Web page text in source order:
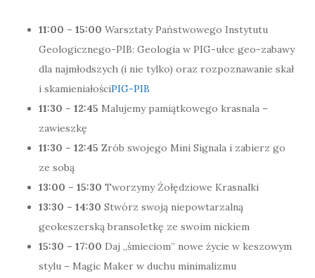
11:00 – 15:00 Warsztaty Państwowego Instytutu
Geologicznego-PIB: Geologia w PIG-ułce geo-zabawy
dla najmłodszych (i nie tylko) oraz rozpoznawanie skał
i skamieniałościPIG-PIB
11:30 – 12:45 Malujemy pamiątkowego krasnala –
zawieszkę
11:30 – 12:45 Zrób swojego Mini Signala i zabierz go
ze sobą
13:00 – 15:30 Tworzymy Żołędziowe Krasnalki
13:30 – 14:30 Stwórz swoją niepowtarzalną
geokeszerską bransoletkę ze swoim nickiem
15:30 – 17:00 Daj „śmieciom” nowe życie w keszowym
stylu – Magic Maker w duchu minimalizmu